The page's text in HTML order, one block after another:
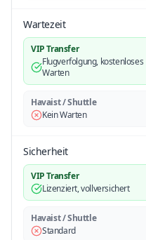
Wartezeit
VIP Transfer
Flugverfolgung, kostenloses
Warten
Havaist / Shuttle
Kein Warten
Sicherheit
VIP Transfer
Lizenziert, vollversichert
Havaist / Shuttle
Standard